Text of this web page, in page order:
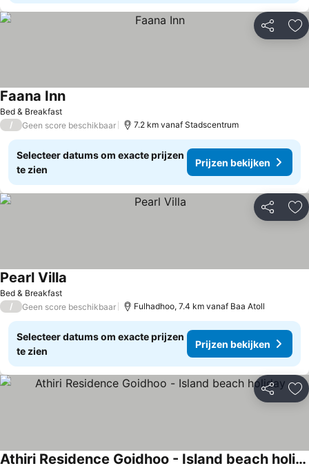
Delen
Bed & Breakfast
Faana InnPrijzen bekijken
/ Geen score beschikbaar 7.2 km vanaf Stadscentrum
Selecteer datums om exacte prijzen
te zien
Prijzen bekijken
Delen
Bed & Breakfast
Pearl Villa
/ Geen score beschikbaar Fulhadhoo, 7.4 km vanaf Baa Atoll
Selecteer datums om exacte prijzen
te zien
Prijzen bekijken
Delen
Athiri Residence Goidhoo - Island beach holiday